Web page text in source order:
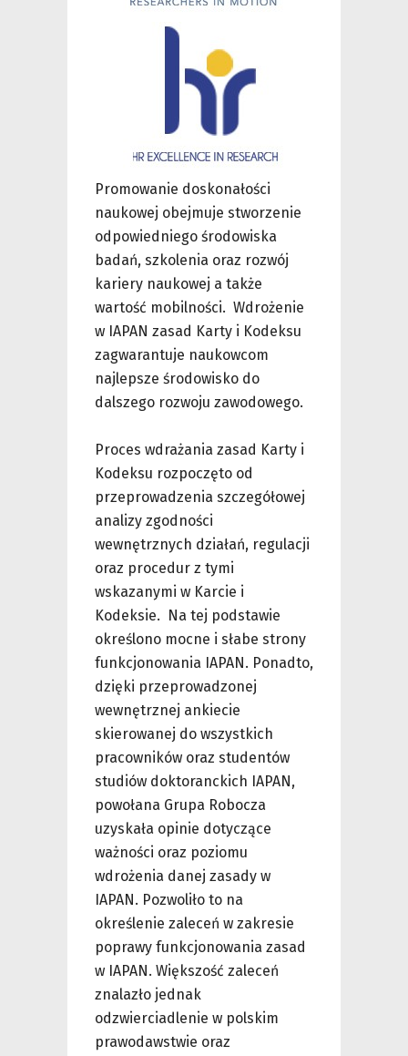
Promowanie doskonałości
naukowej obejmuje stworzenie
odpowiedniego środowiska
badań, szkolenia oraz rozwój
kariery naukowej a także
wartość mobilności. Wdrożenie
w IAPAN zasad Karty i Kodeksu
zagwarantuje naukowcom
najlepsze środowisko do
dalszego rozwoju zawodowego.
Proces wdrażania zasad Karty i
Kodeksu rozpoczęto od
przeprowadzenia szczegółowej
analizy zgodności
wewnętrznych działań, regulacji
oraz procedur z tymi
wskazanymi w Karcie i
Kodeksie. Na tej podstawie
określono mocne i słabe strony
funkcjonowania IAPAN. Ponadto,
dzięki przeprowadzonej
wewnętrznej ankiecie
skierowanej do wszystkich
pracowników oraz studentów
studiów doktoranckich IAPAN,
powołana Grupa Robocza
uzyskała opinie dotyczące
ważności oraz poziomu
wdrożenia danej zasady w
IAPAN. Pozwoliło to na
określenie zaleceń w zakresie
poprawy funkcjonowania zasad
w IAPAN. Większość zaleceń
znalazło jednak
odzwierciadlenie w polskim
prawodawstwie oraz